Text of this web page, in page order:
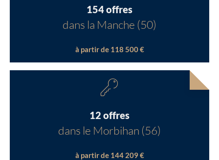
154 offres
dans la Manche (50)
à partir de 118 500 €
12 offres
dans le Morbihan (56)
à partir de 144 209 €